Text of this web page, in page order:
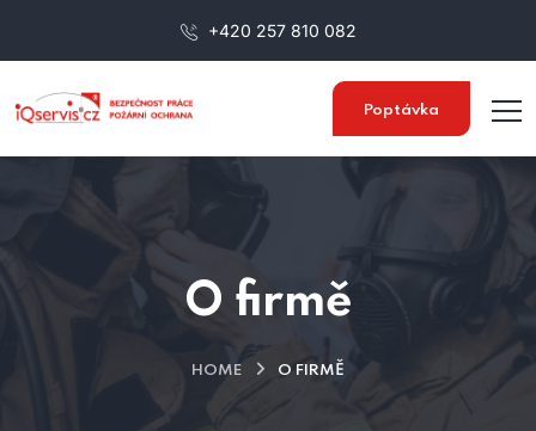
+420 257 810 082
Poptávka
O firmě
HOME O FIRMĚ